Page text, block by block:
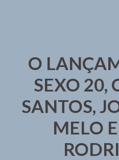
O
SEXO 20,
SANTOS,
MELO